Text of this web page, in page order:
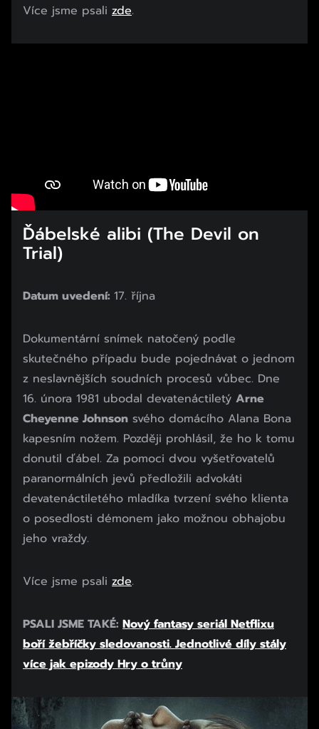
Více jsme psali zde.
Ďábelské alibi (The Devil on
Trial)
Datum uvedení: 17. října
Dokumentární snímek natočený podle
skutečného případu bude pojednávat o jednom
z neslavnějších soudních procesů vůbec. Dne
16. února 1981 ubodal devatenáctiletý Arne
Cheyenne Johnson svého domácího Alana Bona
kapesním nožem. Později prohlásil, že ho k tomu
donutil ďábel. Za pomoci dvou vyšetřovatelů
paranormálních jevů předložili advokáti
devatenáctiletého mladíka tvrzení svého klienta
o posedlosti démonem jako možnou obhajobu
jeho vraždy.
Více jsme psali zde.
PSALI JSME TAKÉ: Nový fantasy seriál Netflixu
boří žebříčky sledovanosti. Jednotlivé díly stály
více jak epizody Hry o trůny